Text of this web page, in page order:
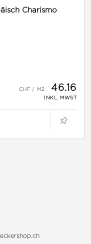
Charismo
46.16
INKL. MWST